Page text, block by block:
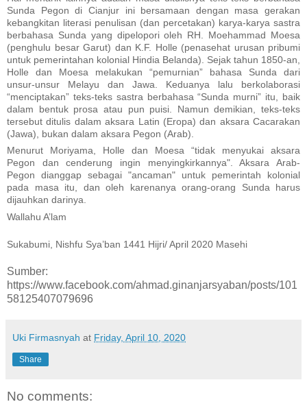
Sunda Pegon di Cianjur ini bersamaan dengan masa gerakan
kebangkitan literasi penulisan (dan percetakan) karya-karya sastra
berbahasa Sunda yang dipelopori oleh RH. Moehammad Moesa
(penghulu besar Garut) dan K.F. Holle (penasehat urusan pribumi
untuk pemerintahan kolonial Hindia Belanda). Sejak tahun 1850-an,
Holle dan Moesa melakukan “pemurnian” bahasa Sunda dari
unsur-unsur Melayu dan Jawa. Keduanya lalu berkolaborasi
“menciptakan” teks-teks sastra berbahasa “Sunda murni” itu, baik
dalam bentuk prosa atau pun puisi. Namun demikian, teks-teks
tersebut ditulis dalam aksara Latin (Eropa) dan aksara Cacarakan
(Jawa), bukan dalam aksara Pegon (Arab).
Menurut Moriyama, Holle dan Moesa “tidak menyukai aksara
Pegon dan cenderung ingin menyingkirkannya". Aksara Arab-
Pegon dianggap sebagai "ancaman" untuk pemerintah kolonial
pada masa itu, dan oleh karenanya orang-orang Sunda harus
dijauhkan darinya.
Wallahu A’lam
Sukabumi, Nishfu Sya’ban 1441 Hijri/ April 2020 Masehi
Sumber:
https://www.facebook.com/ahmad.ginanjarsyaban/posts/101
58125407079696
Uki Firmasnyah at Friday, April 10, 2020
Share
No comments: